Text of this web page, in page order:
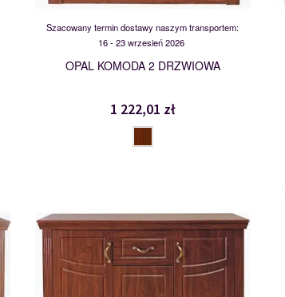
Szacowany termin dostawy naszym transportem:
16 - 23 wrzesień 2026
OPAL KOMODA 2 DRZWIOWA
1 222,01 zł